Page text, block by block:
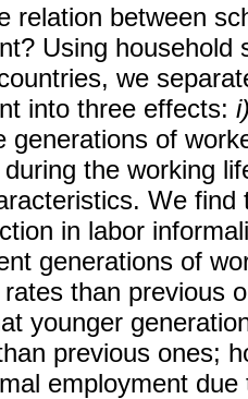
relation between
Using
we
into three effects:
generations of
the working
We
in labor
generations of
than previous
younger
previous ones;
employment